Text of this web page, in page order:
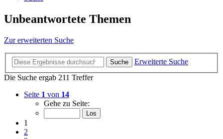
Unbeantwortete Themen
Zur erweiterten Suche
Suche
Erweiterte Suche
Die Suche ergab 211 Treffer
Seite 1 von 14
Gehe zu Seite:
1
2